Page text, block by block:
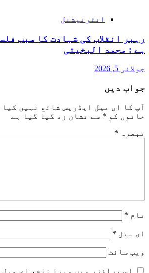
انٹرنیشنل
رہبر انقلاب کی شہادت کا سبب
ہے : محمد البخیتی
جولائی 5, 2026
جواب دیں
آپ کا ای میل ایڈریس شائع نہیں کیا
خانوں کو * سے نشان زد کیا گیا ہے
تبصرہ *
نام *
ای میل *
ویب‌ سائٹ
اس براؤزر میں میرا نام، ای